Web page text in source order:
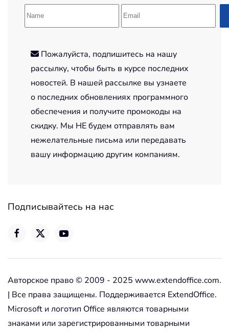
Пожалуйста, подпишитесь на нашу
рассылку, чтобы быть в курсе последних
новостей. В нашей рассылке вы узнаете
о последних обновлениях программного
обеспечения и получите промокоды на
скидку. Мы НЕ будем отправлять вам
нежелательные письма или передавать
вашу информацию другим компаниям.
Подписывайтесь на нас
Авторское право © 2009 - 2025 www.extendoffice.com.
| Все права защищены. Поддерживается ExtendOffice.
Microsoft и логотип Office являются товарными
знаками или зарегистрированными товарными